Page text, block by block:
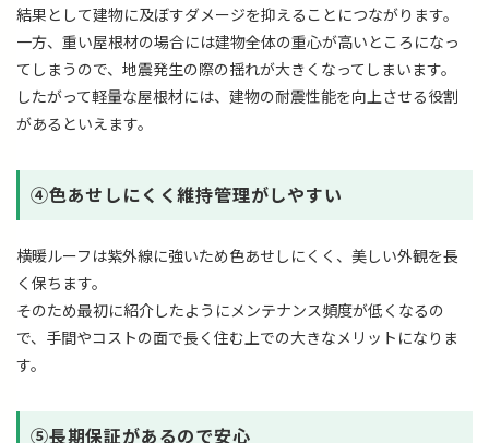
結果として建物に及ぼすダメージを抑えることにつながります。
一方、重い屋根材の場合には建物全体の重心が高いところになっ
てしまうので、地震発生の際の揺れが大きくなってしまいます。
したがって軽量な屋根材には、建物の耐震性能を向上させる役割
があるといえます。
➃色あせしにくく維持管理がしやすい
横暖ルーフは紫外線に強いため色あせしにくく、美しい外観を長
く保ちます。
そのため最初に紹介したようにメンテナンス頻度が低くなるの
で、手間やコストの面で長く住む上での大きなメリットになりま
す。
➄長期保証があるので安心